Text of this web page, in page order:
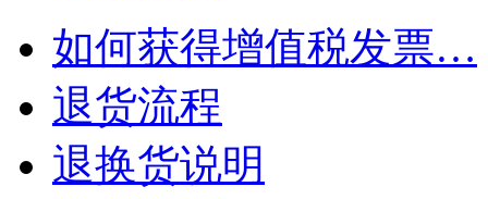
如何获得增值税发票…
退货流程
退换货说明